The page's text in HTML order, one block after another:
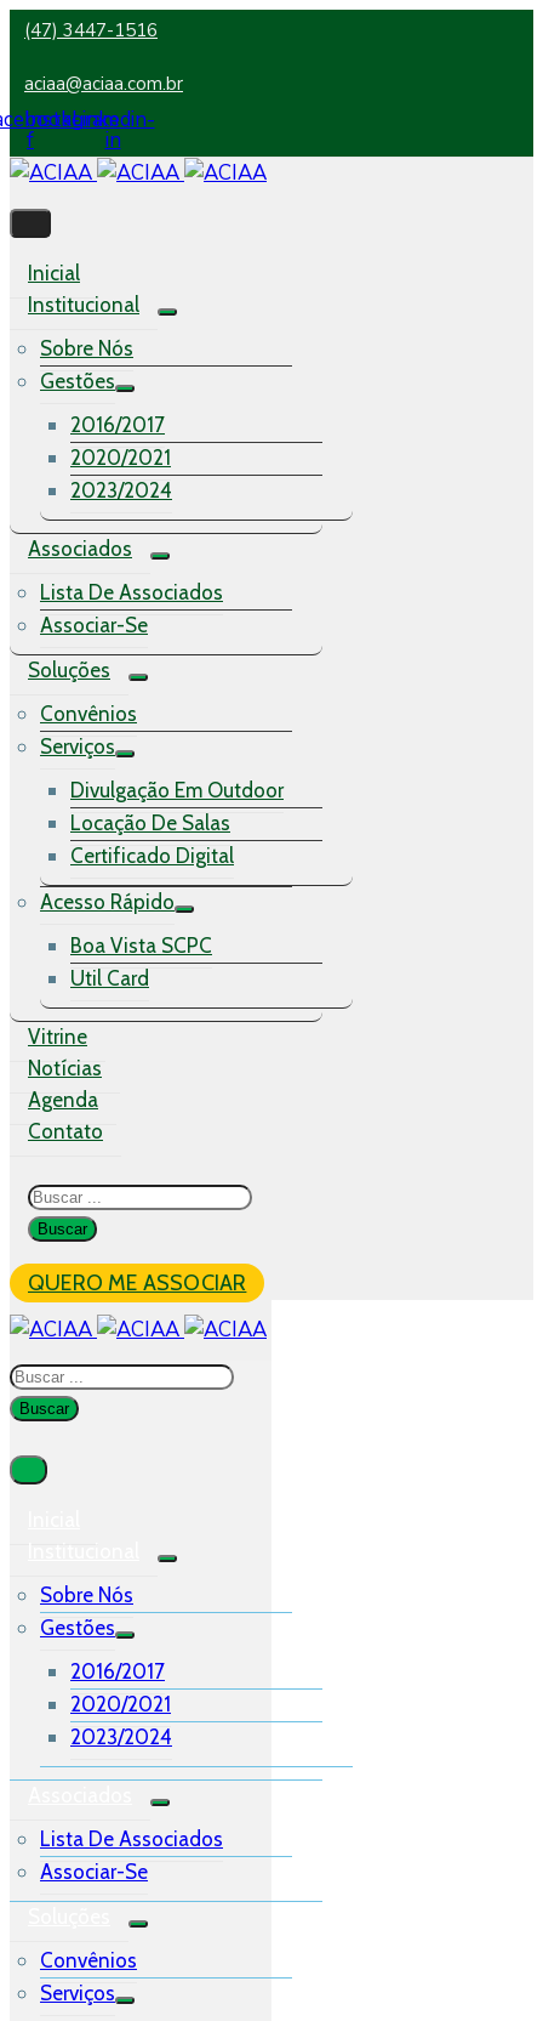
(47) 3447-1516
aciaa@aciaa.com.br
f
Instagram
Linkedin-
in
Inicial
Institucional
Sobre Nós
Gestões
2016/2017
2020/2021
2023/2024
Associados
Lista De Associados
Associar-Se
Soluções
Convênios
Serviços
Divulgação Em Outdoor
Locação De Salas
Certificado Digital
Acesso Rápido
Boa Vista SCPC
Util Card
Vitrine
Notícias
Agenda
Contato
QUERO ME ASSOCIAR
Sobre Nós
Gestões
2016/2017
2020/2021
2023/2024
Lista De Associados
Associar-Se
Convênios
Serviços